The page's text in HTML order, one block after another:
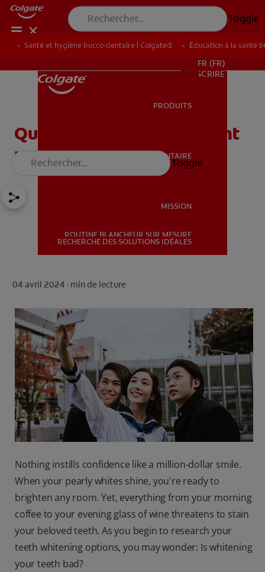
Toggle
SANTÉ BUCCO-DENTAIRE
ROUTINE BLANCHEUR SUR MESURE
POUR LES PROFESSIONNELS
FR (FR)
S’INSCRIRE
POUR LES PROFESSIONNELS
FR (FR)
S’INSCRIRE
PRODUITS
SANTÉ BUCCO-DENTAIRE
MISSION
ROUTINE BLANCHEUR SUR MESURE
RECHERCHE DES SOLUTIONS IDÉALES
Toggle
Santé et hygiène bucco-dentaire | Colgate® Éducation à la santé
Qu'est-ce que le traitement
radiculaire ?
04 avril 2024 · min de lecture
Nothing instills confidence like a million-dollar smile.
When your pearly whites shine, you're ready to
brighten any room. Yet, everything from your morning
coffee to your evening glass of wine threatens to stain
your beloved teeth. As you begin to research your
teeth whitening options, you may wonder: Is whitening
your teeth bad?